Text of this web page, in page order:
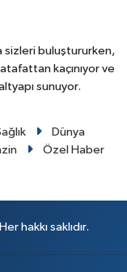
sizleri buluştururken,
kaçınıyor ve
sunuyor.
Dünya
Özel Haber
hakkı saklıdır.